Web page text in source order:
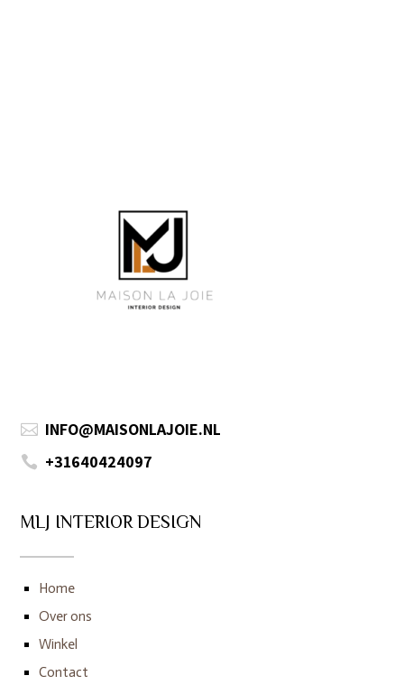
 INFO@MAISONLAJOIE.NL
 +31640424097
MLJ INTERIOR DESIGN
Home
Over ons
Winkel
Contact